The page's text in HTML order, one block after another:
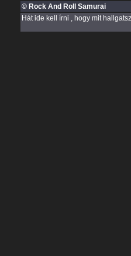
© Rock And Roll Samurai
Hát ide kell írni , hogy mit